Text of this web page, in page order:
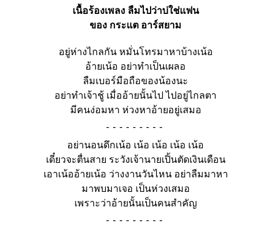
เนื้อร้องเพลง ลืมไปว่าบ่ใช่แฟน
ของ กระแต อาร์สยาม
อยู่ห่างไกลกัน หมั่นโทรมาหาบ้างเน้อ
อ้ายเน้อ อย่าทำเป็นเผลอ
ลืมเบอร์มือถือของน้องนะ
อย่าทำเจ้าชู้ เมื่ออ้ายนั้นไป ไปอยู่ไกลตา
มีคนง่อมหา ห่วงหาอ้ายอยู่เสมอ
-
อย่านอนดึกเน้อ เน้อ เน้อ เน้อ เน้อ
เดี๋ยวจะตื่นสาย ระวังเจ้านายเปิ้นตัดเงินเดือน
เอาเน้ออ้ายเน้อ ว่างงานวันไหน อย่าลืมมาหา
มาพบมาเจอ เป็นห่วงเสมอ
เพราะว่าอ้ายนั้นเป็นคนสำคัญ
-